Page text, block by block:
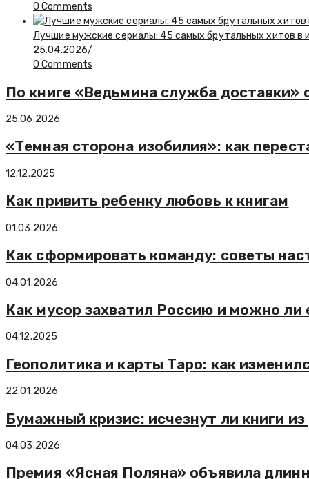
0 Comments
Лучшие мужские сериалы: 45 самых брутальных хитов в
25.04.2026/
0 Comments
По книге «Ведьмина служба доставки»
25.06.2026
«Темная сторона изобилия»: как
12.12.2025
Как привить ребенку любовь к книгам
01.03.2026
Как сформировать команду: советы
04.01.2026
Как мусор захватил Россию и можно ли
04.12.2025
Геополитика и карты Таро: как
22.01.2026
Бумажный кризис: исчезнут ли книги
04.03.2026
Премия «Ясная Поляна» объявила